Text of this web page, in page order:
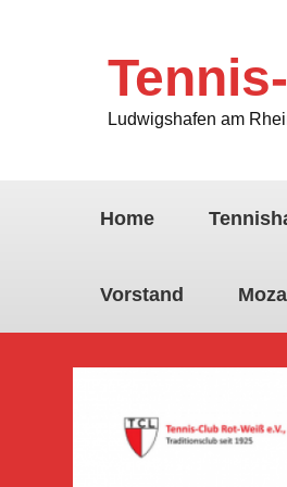
Ludwigshafen am
Home
Vorstand